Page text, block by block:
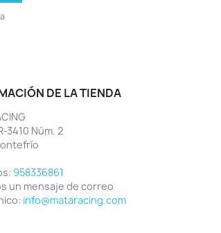
DE LA TIENDA
3410 Núm. 2
958336861
un mensaje de correo
info@mataracing.com